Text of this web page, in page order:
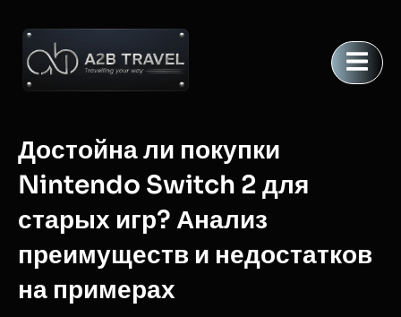
Достойна ли покупки
Nintendo Switch 2 для
старых игр? Анализ
преимуществ и недостатков
на примерах